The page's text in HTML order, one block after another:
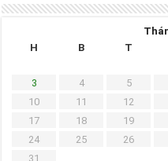
H
B T
3
4 5
10
11 12
17
18 19
24
25 26
31